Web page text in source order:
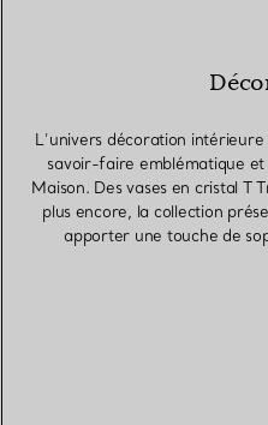
L’univers décoration
savoir-faire emblématique et
Maison. Des vases en cristal T
plus encore, la collection
apporter une touche de